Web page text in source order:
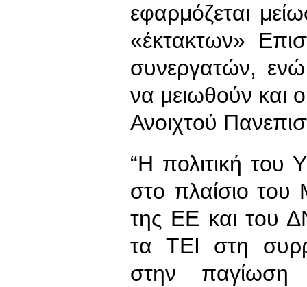
εφαρμόζεται
«έκτακτων»
συνεργατών, ενώ
να μειωθούν και
Ανοιχτού
“Η πολιτική του
στο πλαίσιο του
της ΕΕ και του
τα ΤΕΙ στη
στην παγίωση